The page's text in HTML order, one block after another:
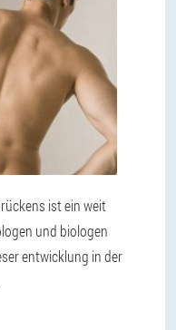
ist ein weit
und biologen
entwicklung in der